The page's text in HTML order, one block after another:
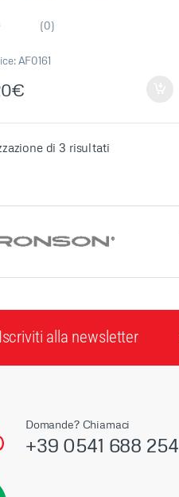
(0)
AF0161
€
di 3 risultati
Iscriviti alla newsletter
Domande? Chiamaci
+39 0541 688 254